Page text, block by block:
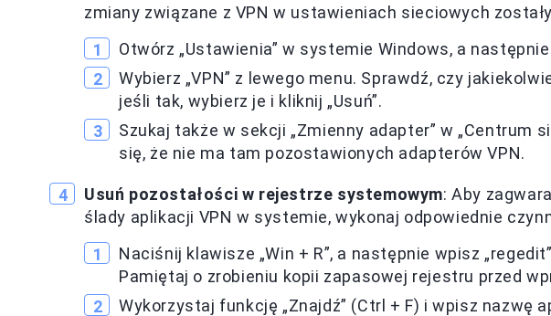
zmiany związane z VPN w ustawieniach sieciowych
Otwórz „Ustawienia” w systemie Windows, a
Wybierz „VPN” z lewego menu. Sprawdź, czy
jeśli tak, wybierz je i kliknij „Usuń”.
Szukaj także w sekcji „Zmienny adapter” w „Centrum
się, że nie ma tam pozostawionych adapterów VPN.
Usuń pozostałości w rejestrze systemowym: Aby
ślady aplikacji VPN w systemie, wykonaj odpowiednie
Naciśnij klawisze „Win + R”, a następnie wpisz
Pamiętaj o zrobieniu kopii zapasowej rejestru przed
Wykorzystaj funkcję „Znajdź” (Ctrl + F) i wpisz nazwę